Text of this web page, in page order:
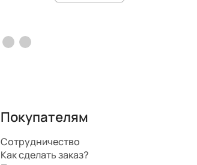
Покупателям
Сотрудничество
Как сделать заказ?